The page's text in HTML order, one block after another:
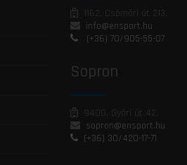
1162, Csömöri út 213.
info@ensport.hu
(+36) 70/905-55-07
Sopron
9400, Győri út 42.
sopron@ensport.hu
(+36) 30/420-17-71